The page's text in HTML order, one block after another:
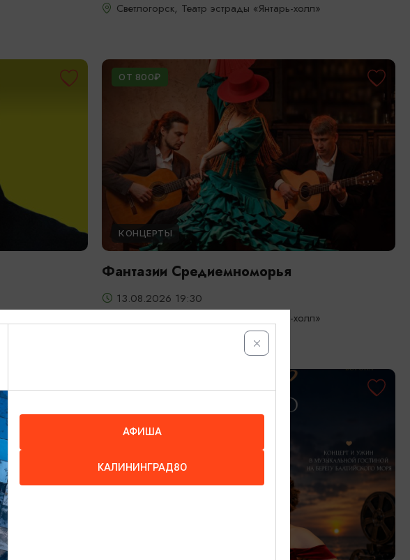
Светлогорск, Театр эстрады «Янтарь-холл»
ОТ 800₽
КОНЦЕРТЫ
Фантазии Средиемноморья
13.08.2026 19:30
Светлогорск, Театр эстрады «Янтарь-холл»
АФИША
КАЛИНИНГРАД80